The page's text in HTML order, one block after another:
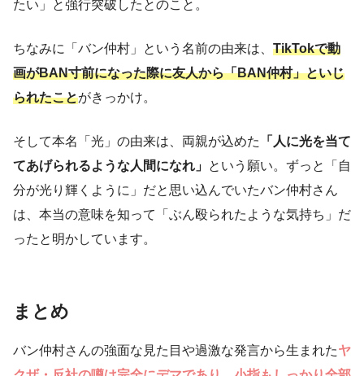
たい」と強行突破したとのこと。
ちなみに「バン仲村」という名前の由来は、 TikTokで動
画がBAN寸前になった際に友人から「BAN仲村」といじ
られたことがきっかけ。
そして本名「光」の由来は、両親が込めた
「人に光を当て
てあげられるような人間になれ」 という願い。ずっと「自
分が光り輝くように」だと思い込んでいたバン仲村さん
は、本当の意味を知って「ぶん殴られたような気持ち」だ
ったと明かしています。
まとめ
バン仲村さんの強面な見た目や過激な発言から生まれたヤ